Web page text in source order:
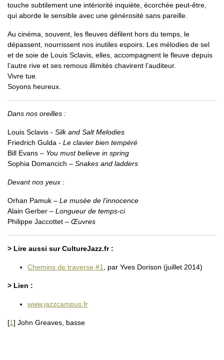
touche subtilement une intériorité inquiète, écorchée peut-être,
qui aborde le sensible avec une générosité sans pareille.
Au cinéma, souvent, les fleuves défilent hors du temps, le
dépassent, nourrissent nos inutiles espoirs. Les mélodies de sel
et de soie de Louis Sclavis, elles, accompagnent le fleuve depuis
l’autre rive et ses remous illimités chavirent l’auditeur.
Vivre tue.
Soyons heureux.
Dans nos oreilles :
Louis Sclavis - Silk and Salt Melodies
Friedrich Gulda - Le clavier bien tempéré
Bill Evans – You must believe in spring
Sophia Domancich – Snakes and ladders
Devant nos yeux :
Orhan Pamuk – Le musée de l’innocence
Alain Gerber – Longueur de temps-ci
Philippe Jaccottet – Œuvres
> Lire aussi sur CultureJazz.fr :
Chemins de traverse #1 , par Yves Dorison (juillet 2014)
> Lien :
www.jazzcampus.fr
[1] John Greaves, basse